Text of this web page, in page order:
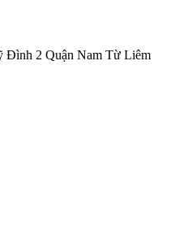
Đình 2 Quận Nam Từ Liêm